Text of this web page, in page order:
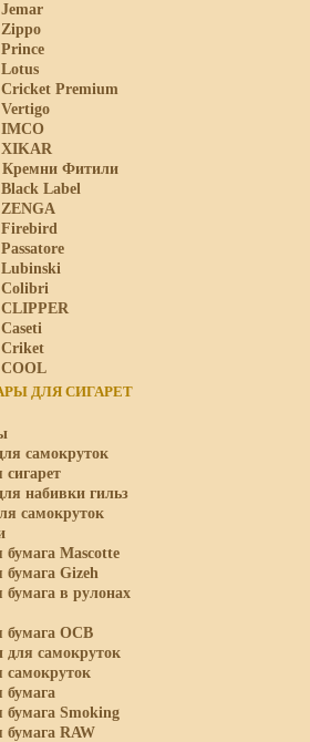
Premium
XIKAR
Кремни Фитили
Label
Firebird
Colibri
Criket
ДЛЯ СИГАРЕТ
самокруток
набивки гильз
самокруток
бумага Mascotte
бумага Gizeh
бумага в рулонах
бумага OCB
для самокруток
самокруток
бумага
бумага Smoking
бумага RAW